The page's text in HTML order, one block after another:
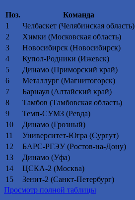
Поз. Команда
1
Челбаскет (Челябинская область)
2
Химки (Московская область)
3
Новосибирск (Новосибирск)
4
Купол-Родники (Ижевск)
5
Динамо (Приморский край)
6
Металлург (Магнитогорск)
7
Барнаул (Алтайский край)
8
Тамбов (Тамбовская область)
9
Темп-СУМЗ (Ревда)
10
Динамо (Грозный)
11
Университет-Югра (Сургут)
12
БАРС-РГЭУ (Ростов-на-Дону)
13
Динамо (Уфа)
14
ЦСКА-2 (Москва)
15
Зенит-2 (Санкт-Петербург)
Просмотр полной таблицы